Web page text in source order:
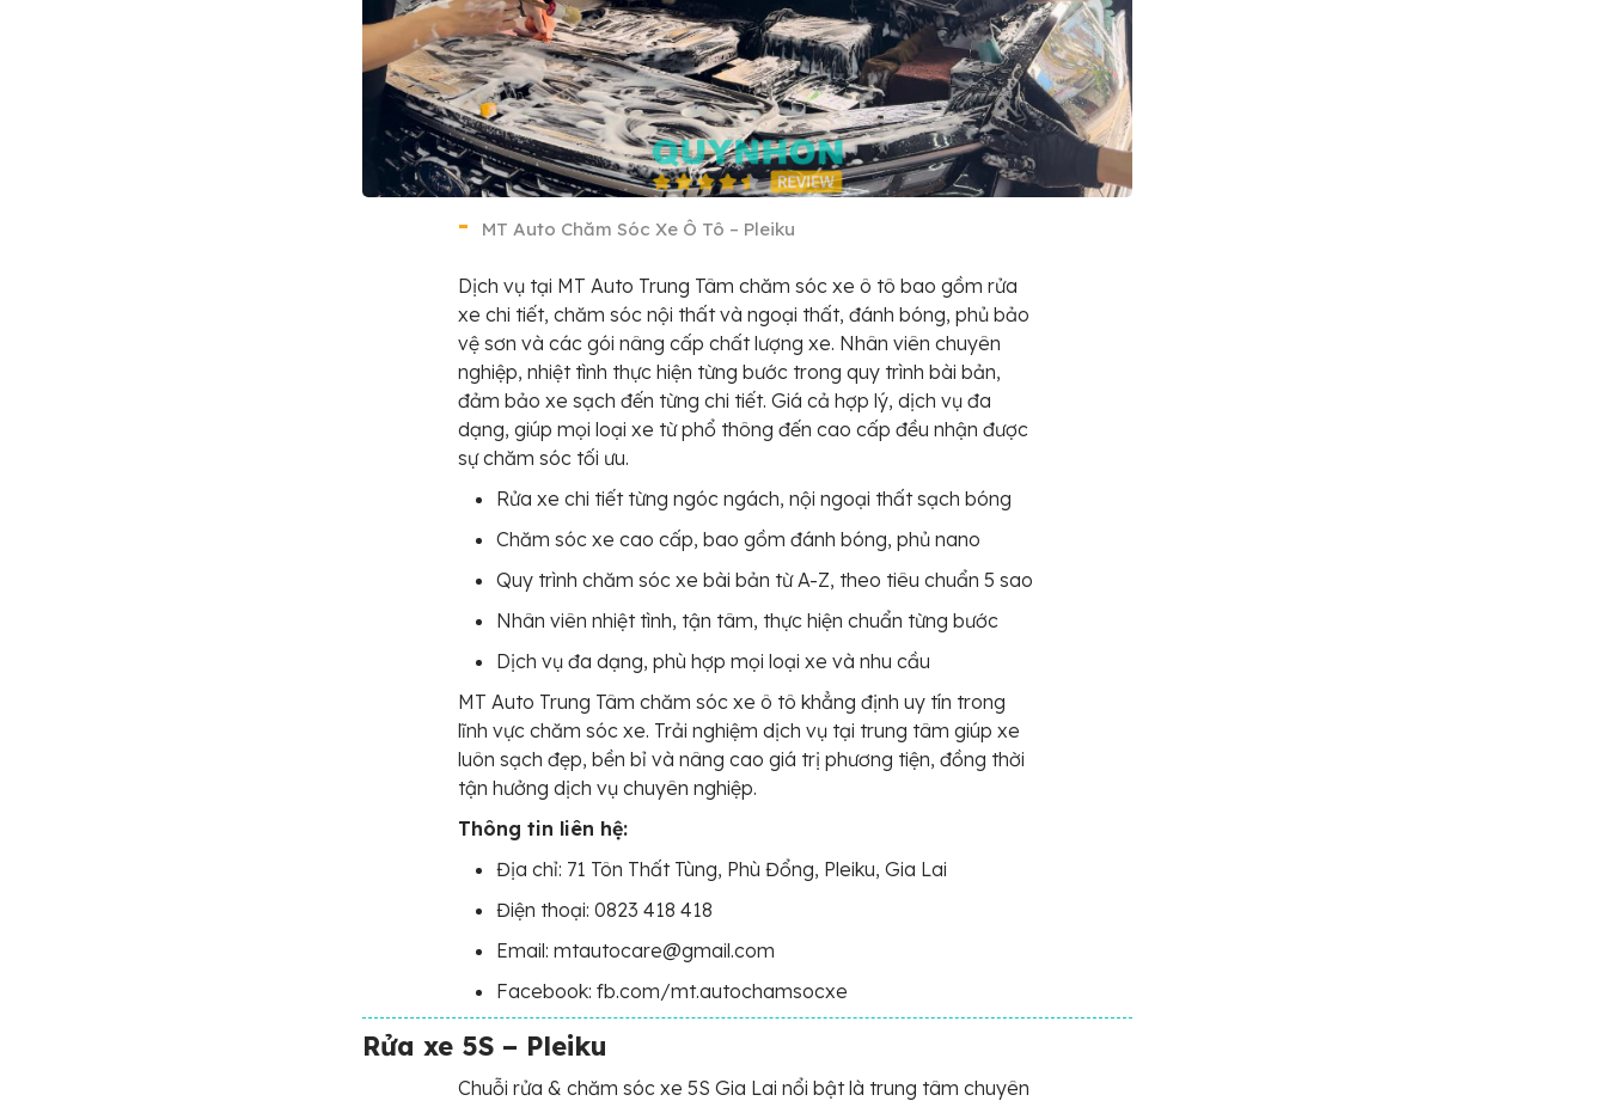
MT Auto Chăm Sóc Xe Ô Tô – Pleiku
Dịch vụ tại MT Auto Trung Tâm chăm sóc xe ô tô bao gồm rửa
xe chi tiết, chăm sóc nội thất và ngoại thất, đánh bóng, phủ bảo
vệ sơn và các gói nâng cấp chất lượng xe. Nhân viên chuyên
nghiệp, nhiệt tình thực hiện từng bước trong quy trình bài bản,
đảm bảo xe sạch đến từng chi tiết. Giá cả hợp lý, dịch vụ đa
dạng, giúp mọi loại xe từ phổ thông đến cao cấp đều nhận được
sự chăm sóc tối ưu.
Rửa xe chi tiết từng ngóc ngách, nội ngoại thất sạch bóng
Chăm sóc xe cao cấp, bao gồm đánh bóng, phủ nano
Quy trình chăm sóc xe bài bản từ A-Z, theo tiêu chuẩn 5 sao
Nhân viên nhiệt tình, tận tâm, thực hiện chuẩn từng bước
Dịch vụ đa dạng, phù hợp mọi loại xe và nhu cầu
MT Auto Trung Tâm chăm sóc xe ô tô khẳng định uy tín trong
lĩnh vực chăm sóc xe. Trải nghiệm dịch vụ tại trung tâm giúp xe
luôn sạch đẹp, bền bỉ và nâng cao giá trị phương tiện, đồng thời
tận hưởng dịch vụ chuyên nghiệp.
Thông tin liên hệ:
Địa chỉ: 71 Tôn Thất Tùng, Phù Đổng, Pleiku, Gia Lai
Điện thoại: 0823 418 418
Email: mtautocare@gmail.com
Facebook: fb.com/mt.autochamsocxe
Rửa xe 5S – Pleiku
Chuỗi rửa & chăm sóc xe 5S Gia Lai nổi bật là trung tâm chuyên